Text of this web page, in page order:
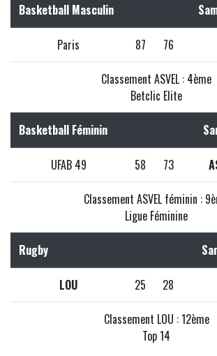
Basketball Masculin
Paris 87 76
Classement ASVEL : 4ème
Betclic Elite
Basketball Féminin
UFAB 49 58 73
Classement ASVEL féminin :
Ligue Féminine
Rugby
LOU 25 28
Classement LOU : 12ème
Top 14